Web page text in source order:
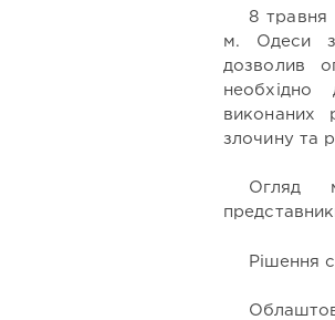
8 травня
м. Одеси
дозволив
необхідно
виконаних
злочину та
Огляд
Рішення